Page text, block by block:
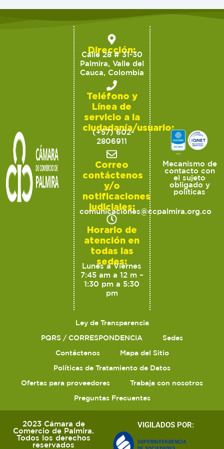
Dirección:
Calle 28 # 31-30
Palmira, Valle del
Cauca, Colombia
Teléfono y
Línea de
servicio a la
ciudadanía/usuario:
(+57) 602-
2806911
Correo
contáctenos
y/o
notificaciones
judiciales:
comunicaciones@ccpalmira.org.co
Horario de
atención en
todas las
sedes:
Lunes a Viernes
7:45 am a 12 m –
1:30 pm a 5:30
pm
Mecanismo de
contacto con
el sujeto
obligado y
políticas
Ley de Transparencia
PQRS / CORRESPONDENCIA
Sedes
Contáctenos
Mapa del Sitio
Políticas de Tratamiento de Datos
Ofertas para proveedores
Trabaja con nosotros
Preguntas Frecuentes
2023 Cámara de
Comercio de Palmira.
Todos los derechos
reservados
VIGILADOS POR: